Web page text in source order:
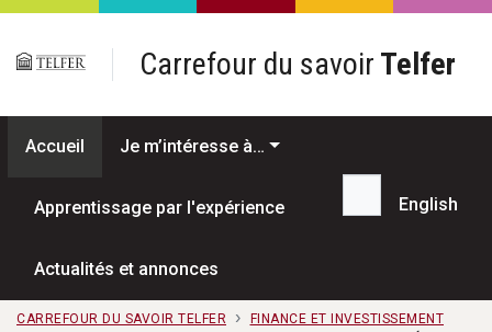
Passer au contenu principal
Carrefour du savoir Telfer
Accueil Je m’intéresse à…
Apprentissage par l'expérience
Actualités et annonces
Recherche...
English
CARREFOUR DU SAVOIR TELFER
FINANCE ET INVESTISSEMENT